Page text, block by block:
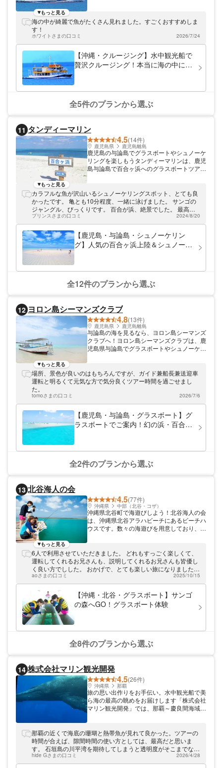
いたします。専属ガイドがカラフルな魚やサ
いてたっぷりと知ることができます。ひと味
違った贅沢な雰囲気の中で、美ら海の魅力を
味わいましょう！
もっと見る
海の中が綺麗で魚がたくさん見れました。すごくおすすめしま
す！
ホワイトさまの口コミ 2026/7/24
【沖縄・クルージング】水中観光船で
贅沢クルージング！本当に海の中にい
全5件のプランから選ぶ
11 タンディーマリン
4.5(14件)
鹿児島県 鹿児島離島
鹿児島の与論島でグラスボートやシュノーケ
リングを楽しもうタンディーマリンは、鹿児
島与論島で百合ヶ浜へのグラスボートツアー
ーなど、他にはないオリジナルプランが魅
力！ショップのある大金久海岸までは、与論
空港・港から車で約15分。宿泊先等への無
料送迎も行っていますので、一度ご相談くだ
さいね。みなさまのお越しをお待ちしており
ます。
もっと見る
カラフルな魚が沢山いるシュノーケリングスポット、とても良
かったです。 亀とも10分程度、一緒に泳げました。 サンゴの
ジャングル、びっくりです。 百合が浜、絶景でした。 最高で
した。
プリンスさまの口コミ 2024/8/20
【鹿児島・与論島・シュノーケリン
グ】人気の百合ヶ浜上陸＆シュノーケ
全12件のプランから選ぶ
12 ヨロン島シーマンズクラブ
4.8(13件)
鹿児島県 鹿児島離島
与論島の海を見るなら、ヨロン島シーマンズ
クラブへ！ヨロン島シーマンズクラブは、鹿
児島県与論島でグラスボートやシュノーケリ
いだり。小さなお子様からご年配の方まで、
誰でも楽しめるマリンアクティビティをたく
もっと見る
場所、景色が良いのはもちろんですが、ガイド兼船長兼送迎車
運転と明るくて元気な方で気分良くツアー時間を過ごせまし
た。
tomoさまの口コミ 2026/7/6
【鹿児島・与論島・グラスボート】グ
ラスボートでご案内！幻の浜・百合が
全2件のプランから選ぶ
13 北谷海人の会
4.5(77件)
沖縄県 中部（北谷・コザ）
沖縄県北谷町で海遊びしよう！北谷海人の会
は、沖縄県北谷アラハビーチにあるビーチハ
ウスです。数々の海遊びを用意しており、沖
ピングもあわせて楽しめます！
もっと見る
6人で利用させていただきました。 どれもすっごく楽しくて、
運転してくれるお兄さんも、説明してくれるお兄さんも皆優し
く良い方でしした。 おかげで、とても楽しい旅になりました。
ありがとうございました！
aoさまの口コミ 2025/10/15
【沖縄・北谷・グラスボート】サンゴ
の森へGO！グラスボート体験
全8件のプランから選ぶ
14 株式会社マリン観光開発
4.5(26件)
沖縄県 那覇
旅の思い出作りをお手伝い。水中観光船で美
ら海の最高の眺めをお届けします「株式会社
マリン観光開発」では、那覇～慶良間海域を
の海のカラフルなサンゴ礁や熱帯魚を着衣の
まま気軽に楽しめます。冬季にはザトウクジ
ラの生息海域へご案内。減揺装置が搭載され
ている当社のハーモニー号で快適なクルージ
ングをご満喫ください。
那覇の近くで海底の珊瑚と熱帯魚が見れて良かった。ツアーの
時間が合えば、隙間時間の使い方としては、最高だと思いま
す。 石垣島の川平湾を期待してしまうと透明度がそこまでない
ので…
hide Gさまの口コミ 2026/4/28